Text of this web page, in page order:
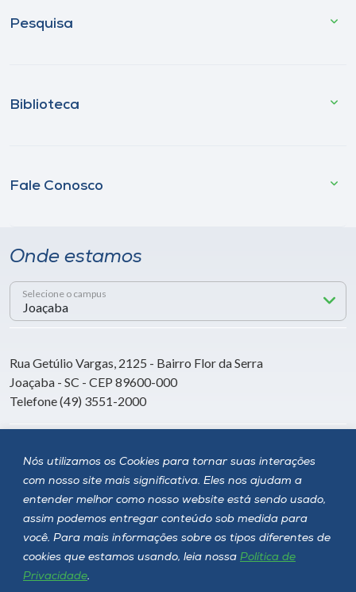
Nós utilizamos os Cookies para tornar suas interações
com nosso site mais significativa. Eles nos ajudam a
entender melhor como nosso website está sendo usado,
assim podemos entregar conteúdo sob medida para
você. Para mais informações sobre os tipos diferentes de
cookies que estamos usando, leia nossa Política de
Privacidade.
Pesquisa
Biblioteca
Fale Conosco
Onde estamos
Selecione o campus
Rua Getúlio Vargas, 2125 - Bairro Flor da Serra
Joaçaba - SC - CEP 89600-000
Telefone (49) 3551-2000
Siga a Unoesc